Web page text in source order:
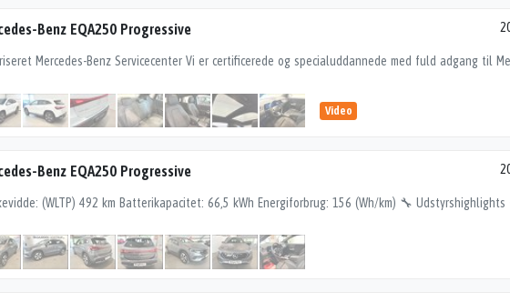
Benz EQA250 Progressive
Video
Benz EQA250 Progressive